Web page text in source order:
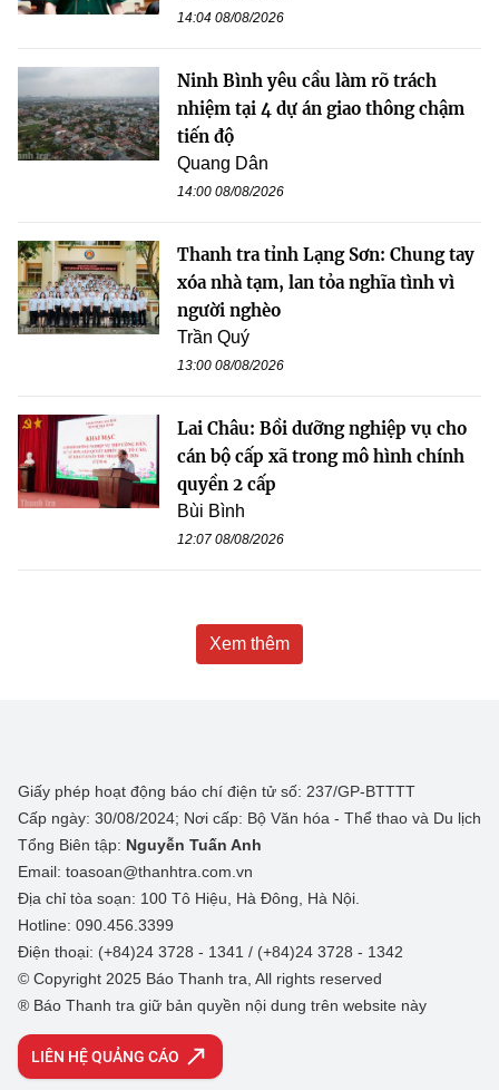
14:04 08/08/2026
Ninh Bình yêu cầu làm rõ trách
nhiệm tại 4 dự án giao thông chậm
tiến độ
Quang Dân
14:00 08/08/2026
Thanh tra tỉnh Lạng Sơn: Chung tay
xóa nhà tạm, lan tỏa nghĩa tình vì
người nghèo
Trần Quý
13:00 08/08/2026
Lai Châu: Bồi dưỡng nghiệp vụ cho
cán bộ cấp xã trong mô hình chính
quyền 2 cấp
Bùi Bình
12:07 08/08/2026
Xem thêm
Giấy phép hoạt động báo chí điện tử số: 237/GP-BTTTT
Cấp ngày: 30/08/2024; Nơi cấp: Bộ Văn hóa - Thể thao và Du lịch
Tổng Biên tập: Nguyễn Tuấn Anh
Email: toasoan@thanhtra.com.vn
Địa chỉ tòa soạn: 100 Tô Hiệu, Hà Đông, Hà Nội.
Hotline: 090.456.3399
Điện thoại: (+84)24 3728 - 1341 / (+84)24 3728 - 1342
© Copyright 2025 Báo Thanh tra, All rights reserved
® Báo Thanh tra giữ bản quyền nội dung trên website này
LIÊN HỆ QUẢNG CÁO